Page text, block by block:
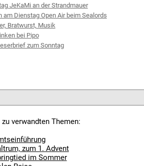
JeKaMi an der Strandmauer
am Dienstag Open Air beim Sealords
Bratwurst, Musik
bei Pipo
zum Sonntag
verwandten Themen:
zum 1. Advent
im Sommer